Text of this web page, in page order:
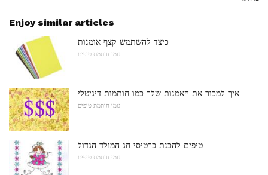
Enjoy similar articles
כיצד להשתמש קצף אומנות
גומי חותמת טיפים
איך למכור את האמנות שלך כמו חותמות דיגיטלי
גומי חותמת טיפים
טיפים להכנת כרטיסי חג המולד הגדול
גומי חותמת טיפים